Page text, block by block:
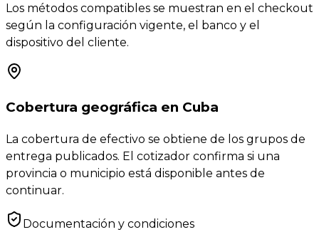
Los métodos compatibles se muestran en el checkout
según la configuración vigente, el banco y el
dispositivo del cliente.
Cobertura geográfica en Cuba
La cobertura de efectivo se obtiene de los grupos de
entrega publicados. El cotizador confirma si una
provincia o municipio está disponible antes de
continuar.
Documentación y condiciones